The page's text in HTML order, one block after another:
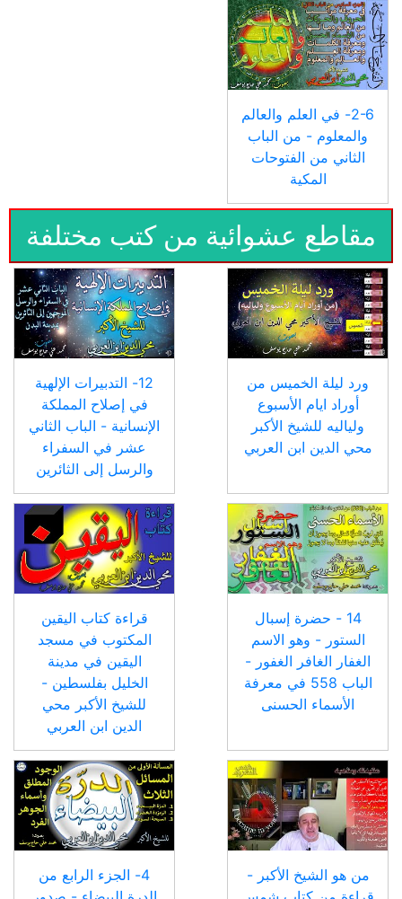
2-6- في العلم والعالم
والمعلوم - من الباب
الثاني من الفتوحات
المكية
مقاطع عشوائية من كتب مختلفة
ورد ليلة الخميس من
أوراد ايام الأسبوع
ولياليه للشيخ الأكبر
محي الدين ابن العربي
12- التدبيرات الإلهية
في إصلاح المملكة
الإنسانية - الباب الثاني
عشر في السفراء
والرسل إلى الثائرين
14 - حضرة إسبال
الستور - وهو الاسم
الغفار الغافر الغفور -
الباب 558 في معرفة
الأسماء الحسنى
قراءة كتاب اليقين
المكتوب في مسجد
اليقين في مدينة
الخليل بفلسطين -
للشيخ الأكبر محي
الدين ابن العربي
من هو الشيخ الأكبر -
4- الجزء الرابع من